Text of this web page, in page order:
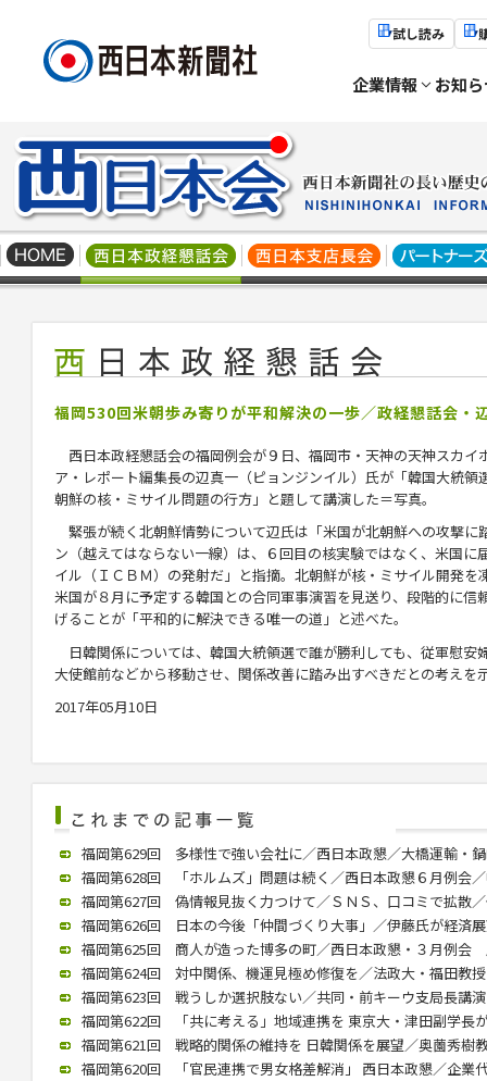
試し読み
企業情報 お知
福岡530回米朝歩み寄りが平和解決の一歩／政経懇話会・
西日本政経懇話会の福岡例会が９日、福岡市・天神の天神スカイ
ア・レポート編集長の辺真一（ピョンジンイル）氏が「韓国大統領
朝鮮の核・ミサイル問題の行方」と題して講演した＝写真。
緊張が続く北朝鮮情勢について辺氏は「米国が北朝鮮への攻撃に
ン（越えてはならない一線）は、６回目の核実験ではなく、米国に
イル（ＩＣＢＭ）の発射だ」と指摘。北朝鮮が核・ミサイル開発を
米国が８月に予定する韓国との合同軍事演習を見送り、段階的に
げることが「平和的に解決できる唯一の道」と述べた。
日韓関係については、韓国大統領選で誰が勝利しても、従軍慰安
大使館前などから移動させ、関係改善に踏み出すべきだとの考えを
2017年05月10日
福岡第629回 多様性で強い会社に／西日本政懇／大橋運輸・
福岡第628回 「ホルムズ」問題は続く／西日本政懇６月例会
福岡第627回 偽情報見抜く力つけて／ＳＮＳ、口コミで拡散
福岡第626回 日本の今後「仲間づくり大事」／伊藤氏が経済
福岡第625回 商人が造った博多の町／西日本政懇・３月例会
福岡第624回 対中関係、機運見極め修復を／法政大・福田教
福岡第623回 戦うしか選択肢ない／共同・前キーウ支局長講
福岡第622回 「共に考える」地域連携を 東京大・津田副学長
福岡第621回 戦略的関係の維持を 日韓関係を展望／奥薗秀樹
福岡第620回 「官民連携で男女格差解消」 西日本政懇／企業